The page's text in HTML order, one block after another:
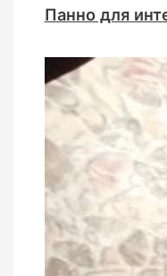
Панно для